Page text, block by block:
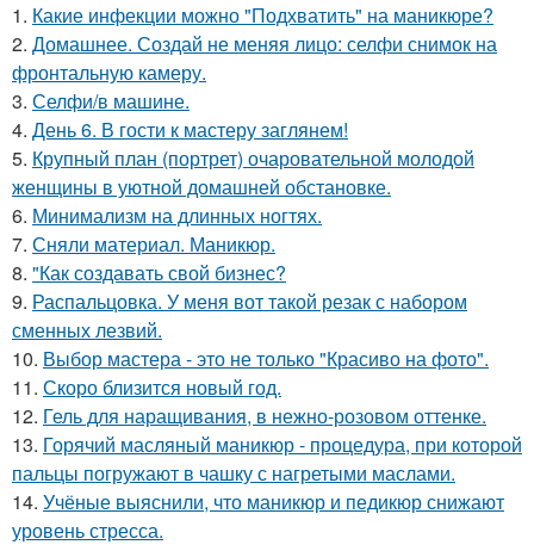
1. Какие инфекции можно "Подхватить" на маникюре?
2. Домашнее. Создай не меняя лицо: селфи снимок на
фронтальную камеру.
3. Селфи/в машине.
4. День 6. В гости к мастеру заглянем!
5. Крупный план (портрет) очаровательной молодой
женщины в уютной домашней обстановке.
6. Минимализм на длинных ногтях.
7. Сняли материал. Маникюр.
8. "Как создавать свой бизнес?
9. Распальцовка. У меня вот такой резак с набором
сменных лезвий.
10. Выбор мастера - это не только "Красиво на фото".
11. Скоро близится новый год.
12. Гель для наращивания, в нежно-розовом оттенке.
13. Горячий масляный маникюр - процедура, при которой
пальцы погружают в чашку с нагретыми маслами.
14. Учёные выяснили, что маникюр и педикюр снижают
уровень стресса.